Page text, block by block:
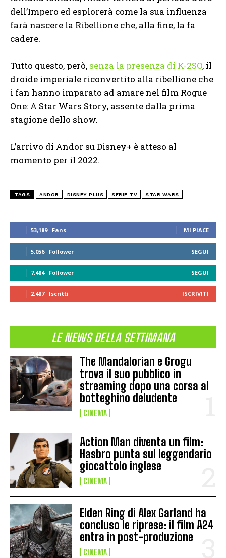
53,189 Fans MI PIACE
5,056 Follower SEGUI
7,484 Follower SEGUI
2,487 Iscritti ISCRIVITI
LE NEWS DELLA SETTIMANA
The Mandalorian e Grogu
trova il suo pubblico in
streaming dopo una corsa al
botteghino deludente
CINEMA
Action Man diventa un film:
Hasbro punta sul leggendario
giocattolo inglese
CINEMA
Elden Ring di Alex Garland ha
concluso le riprese: il film A24
entra in post-produzione
CINEMA
dell’Impero ed esplorerà come la sua influenza
farà nascere la Ribellione che, alla fine, la fa
cadere.
Tutto questo, però, senza la presenza di K-2SO, il
droide imperiale riconvertito alla ribellione che
i fan hanno imparato ad amare nel film Rogue
One: A Star Wars Story, assente dalla prima
stagione dello show.
L’arrivo di Andor su Disney+ è atteso al
momento per il 2022.
TAGS ANDOR DISNEY PLUS SERIE TV STAR WARS